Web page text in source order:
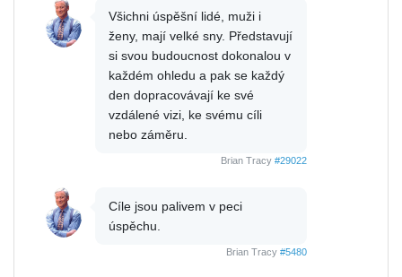
Všichni úspěšní lidé, muži i
ženy, mají velké sny. Představují
si svou budoucnost dokonalou v
každém ohledu a pak se každý
den dopracovávají ke své
vzdálené vizi, ke svému cíli
nebo záměru.
Brian Tracy #29022
Cíle jsou palivem v peci
úspěchu.
Brian Tracy #5480